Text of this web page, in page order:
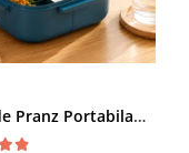
Cutie de Pranz Portabila cu Compartimente